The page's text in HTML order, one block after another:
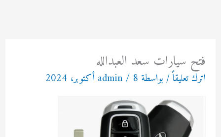
فتح سيارات سعد العبدالله
اترك تعليقاً/ بواسطة admin/ 8 أكتوبر، 2024